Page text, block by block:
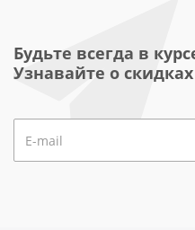
Будьте всегда в
Узнавайте о